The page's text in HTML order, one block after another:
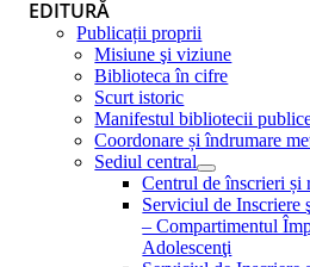
EDITURĂ
Publicații proprii
Misiune şi viziune
Biblioteca în cifre
Scurt istoric
Manifestul bibliotecii
Coordonare și îndrumare
Sediul central
Centrul de înscrieri și
Serviciul de Inscriere
– Compartimentul
Adolescenţi